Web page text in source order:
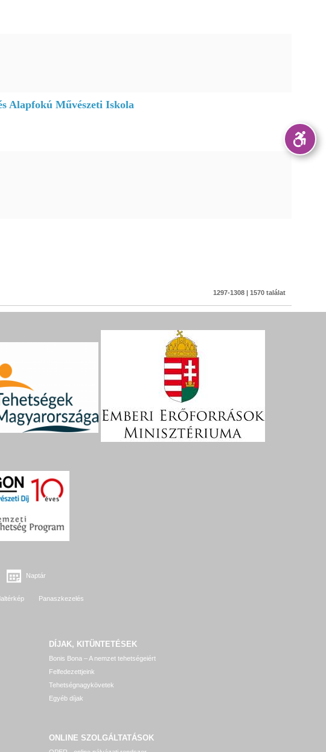
Alapfokú Művészeti Iskola
1297-1308 | 1570 találat
Naptár
Panaszkezelés
DÍJAK, KITÜNTETÉSEK
Bonis Bona – A nemzet tehetségeiért
Felfedezettjeink
Tehetségnagykövetek
Egyéb díjak
ONLINE SZOLGÁLTATÁSOK